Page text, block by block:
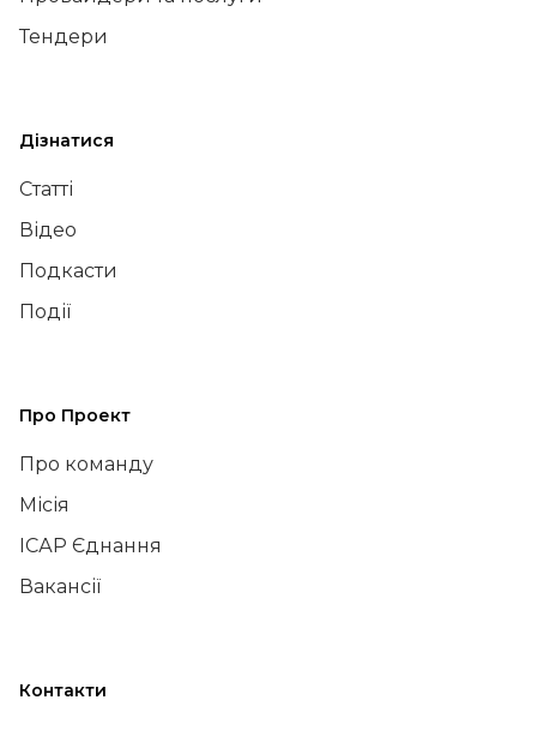
Тендери
Дізнатися
Статті
Відео
Подкасти
Події
Про Проект
Про команду
Місія
ІСАР Єднання
Вакансії
Контакти